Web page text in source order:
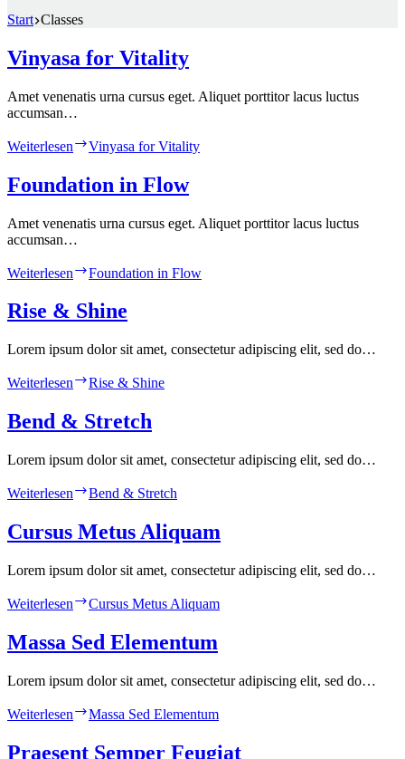
Start Classes
Vinyasa for Vitality
Amet venenatis urna cursus eget. Aliquet porttitor lacus luctus
accumsan…
Weiterlesen Vinyasa for Vitality
Foundation in Flow
Amet venenatis urna cursus eget. Aliquet porttitor lacus luctus
accumsan…
Weiterlesen Foundation in Flow
Rise & Shine
Lorem ipsum dolor sit amet, consectetur adipiscing elit, sed do…
Weiterlesen Rise & Shine
Bend & Stretch
Lorem ipsum dolor sit amet, consectetur adipiscing elit, sed do…
Weiterlesen Bend & Stretch
Cursus Metus Aliquam
Lorem ipsum dolor sit amet, consectetur adipiscing elit, sed do…
Weiterlesen Cursus Metus Aliquam
Massa Sed Elementum
Lorem ipsum dolor sit amet, consectetur adipiscing elit, sed do…
Weiterlesen Massa Sed Elementum
Praesent Semper Feugiat